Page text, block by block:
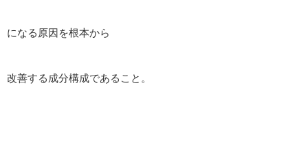
になる原因を根本から
改善する成分構成であること。